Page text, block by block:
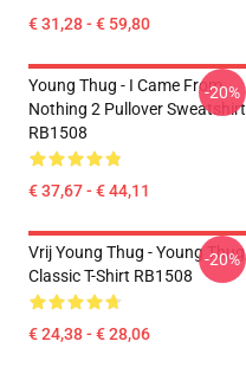
€ 31,28 - € 59,80
Young Thug - I Came From
Nothing 2 Pullover Sweatshirt
RB1508
€ 37,67 - € 44,11
-20%
Vrij Young Thug - Young Thug
Classic T-Shirt RB1508
€ 24,38 - € 28,06
-20%